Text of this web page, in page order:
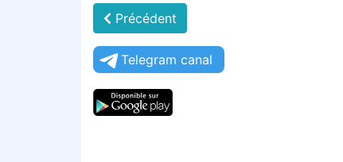
Précédent
Telegram canal